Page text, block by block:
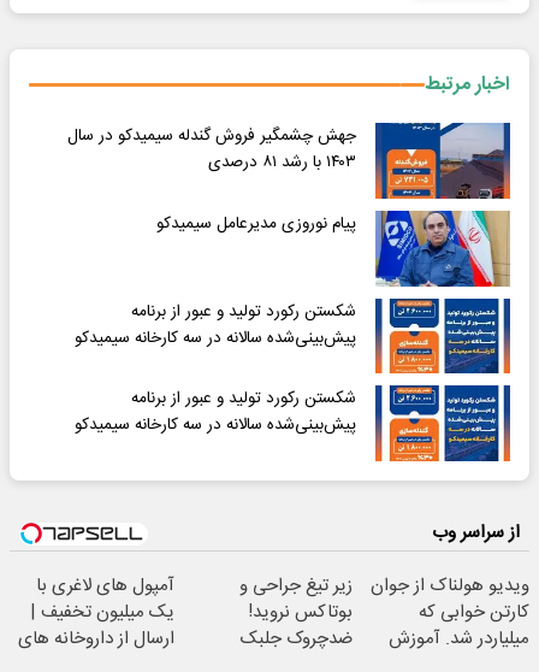
اخبار مرتبط
جهش چشمگیر فروش گندله سیمیدکو در سال
۱۴۰۳ با رشد ۸۱ درصدی
پیام نوروزی مدیرعامل سیمیدکو
شکستن رکورد تولید و عبور از برنامه
پیش‌بینی‌شده سالانه در سه کارخانه سیمیدکو
شکستن رکورد تولید و عبور از برنامه
پیش‌بینی‌شده سالانه در سه کارخانه سیمیدکو
از سراسر وب
ویدیو هولناک از جوان
کارتن خوابی که
میلیاردر شد. آموزش
زیر تیغ جراحی و
بوتاکس نروید!
ضدچروک جلبک
آمپول های لاغری با
یک میلیون تخفیف |
ارسال از داروخانه های